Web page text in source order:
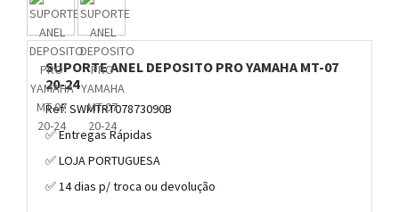
SUPORTE ANEL DEPOSITO PRO YAMAHA MT-07
20-24
Ref: SWMTRT07873090B
✅ Entregas Rápidas
✅ LOJA PORTUGUESA
✅ 14 dias p/ troca ou devolução